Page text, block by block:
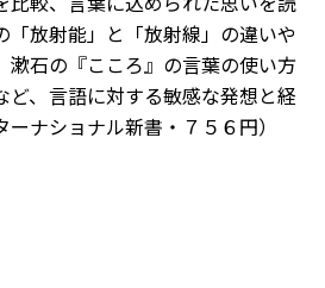
「放射能」と「放射線」の違いや
漱石の『こころ』の言葉の使い方
ど、言語に対する敏感な発想と経
ナショナル新書・７５６円）